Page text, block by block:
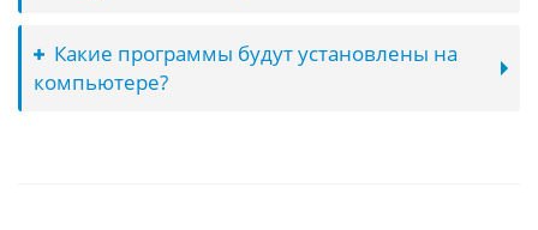
Какие программы будут установлены на
компьютере?